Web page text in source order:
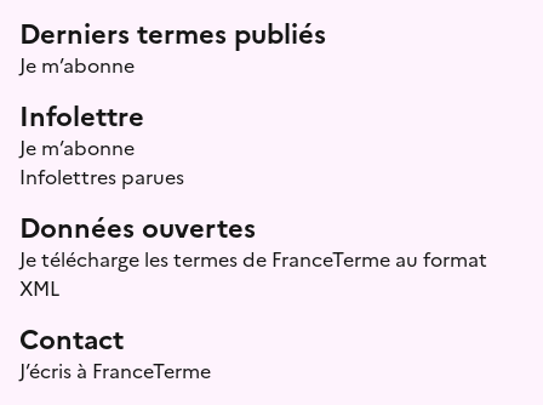
Menu prefooter
Derniers termes publiés
Je m’abonne
Infolettre
Je m’abonne
Infolettres parues
Données ouvertes
Je télécharge les termes de FranceTerme au format
XML
Contact
J’écris à FranceTerme